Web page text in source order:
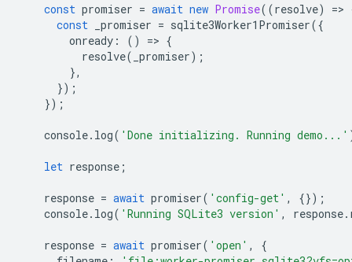
const promiser = await new Promise((resolve) =>
const
_promiser = sqlite3Worker1Promiser({
onready : () => {
resolve( _promiser);
},
});
});
console. log( 'Done initializing. Running demo...'
let response ;
response = await promiser( 'config-get' ,
{});
console. log( 'Running SQLite3 version' , response.
response = await promiser( 'open' ,
{